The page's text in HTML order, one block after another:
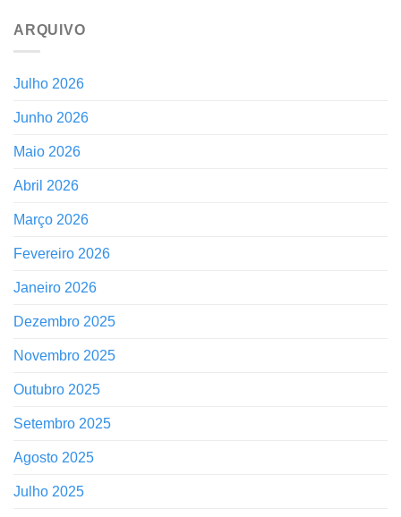
ARQUIVO
Julho 2026
Junho 2026
Maio 2026
Abril 2026
Março 2026
Fevereiro 2026
Janeiro 2026
Dezembro 2025
Novembro 2025
Outubro 2025
Setembro 2025
Agosto 2025
Julho 2025